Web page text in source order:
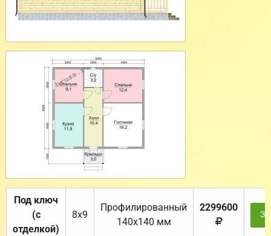
Под ключ
(с
отделкой)
8х9
Профилированный
140х140 мм
2299600